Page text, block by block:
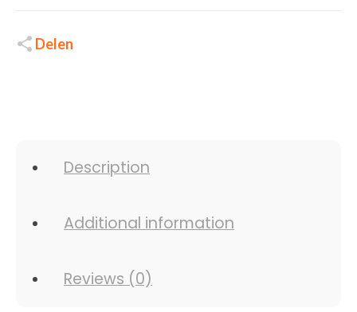
Delen
Description
Additional information
Reviews (0)